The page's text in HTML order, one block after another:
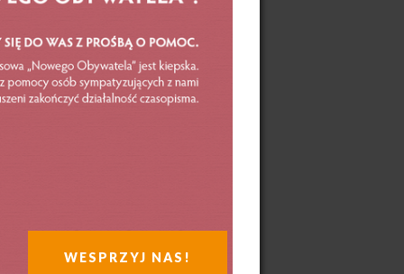
WESPRZYJ NAS!